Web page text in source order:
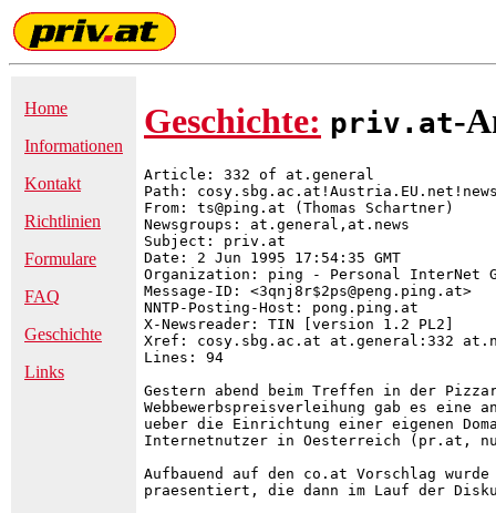
Home
Informationen
Kontakt
Richtlinien
Formulare
FAQ
Geschichte
Links
Geschichte: priv.at-
Article: 332 of at.general
Path:
From: ts@ping.at (Thomas Schartner)
Newsgroups: at.general,at.news
Subject: priv.at
Date: 2 Jun 1995 17:54:35 GMT
Organization: ping - Personal InterNet
Message-ID: <3qnj8r$2ps@peng.ping.at>
NNTP-Posting-Host: pong.ping.at
X-Newsreader: TIN [version 1.2 PL2]
Xref: cosy.sbg.ac.at at.general:332
Lines: 94
Gestern abend beim Treffen in der
Webbewerbspreisverleihung gab es eine
ueber die Einrichtung einer eigenen
Internetnutzer in Oesterreich (pr.at,
Aufbauend auf den co.at Vorschlag
praesentiert, die dann im Lauf der